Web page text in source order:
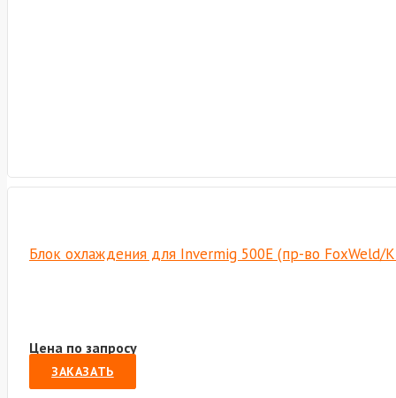
Блок охлаждения для Invermig 500E (пр-во FoxWeld/
Цена по запросу
ЗАКАЗАТЬ